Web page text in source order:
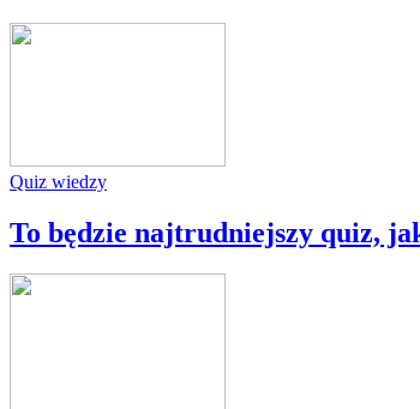
Quiz wiedzy
To będzie najtrudniejszy quiz,